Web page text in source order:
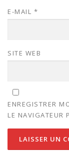
E-MAIL *
SITE WEB
ENREGISTRER
LE NAVIGATEUR